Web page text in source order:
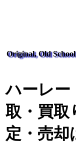
Original, Old
ハーレー
取・買取
定・売却